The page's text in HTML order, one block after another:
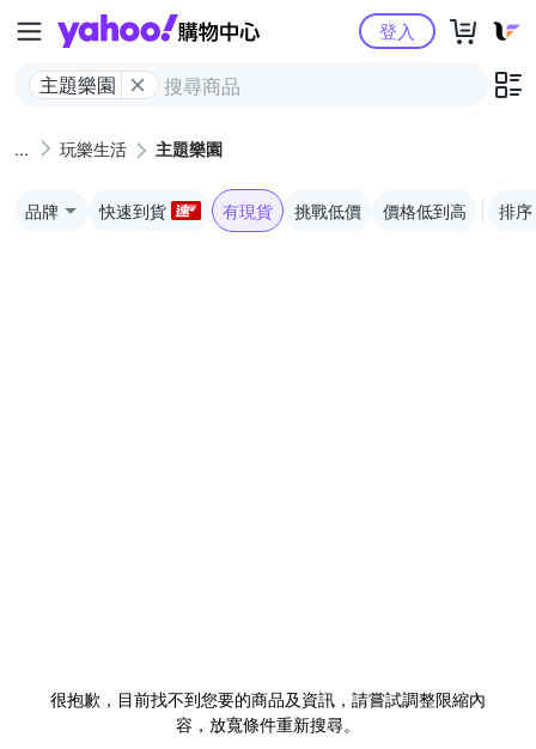
Yahoo購物中心
主題樂園
登入
玩樂生活 主題樂園
品牌 快速到貨 有現貨 挑戰低價 價格低到高 排序
很抱歉，目前找不到您要的商品及資訊，請嘗試調整限縮內
容，放寬條件重新搜尋。